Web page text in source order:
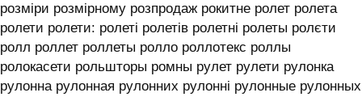
розміри розмірному розпродаж рокитне ролет ролета
ролети ролети: ролеті ролетів ролетні ролеты ролєти
ролл роллет роллеты ролло роллотекс роллы
ролокасети рольшторы ромны рулет рулети рулонка
рулонна рулонная рулонних рулонні рулонные рулонных